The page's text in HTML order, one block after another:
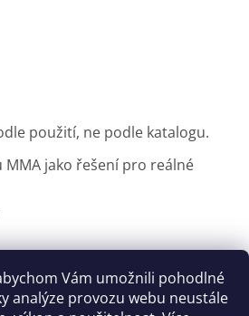
Vám umožnili pohodlné
analýze provozu webu neustále
použití, ne podle katalogu.
MMA jako řešení pro reálné
Nakupovani Možností platby
Výběr svářečky